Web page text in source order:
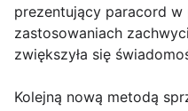
prezentujący paracord
zastosowaniach
zwiększyła się
Kolejną nową metodą